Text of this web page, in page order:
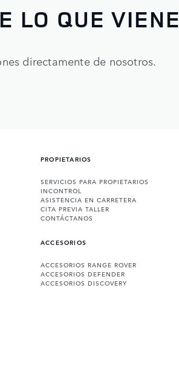
LO QUE VIENE
directamente de nosotros.
PROPIETARIOS
SERVICIOS PARA PROPIETARIOS
INCONTROL
ASISTENCIA EN CARRETERA
CITA PREVIA TALLER
CONTÁCTANOS
ACCESORIOS
ACCESORIOS RANGE ROVER
ACCESORIOS DEFENDER
ACCESORIOS DISCOVERY